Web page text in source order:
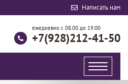
Написать нам
ежедневно с 08.00 до 19.00
+7(928)212-41-50